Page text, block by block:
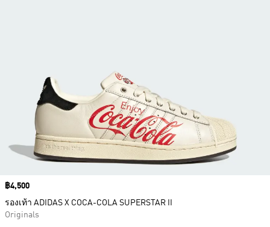
Price
฿4,500
รองเท้า ADIDAS X COCA-COLA SUPERSTAR II
Originals